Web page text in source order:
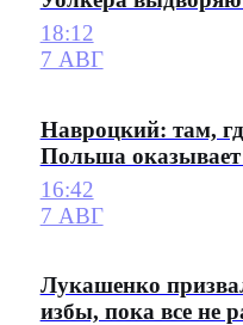
18:12
7 АВГ
Навроцкий: там,
Польша
16:42
7 АВГ
Лукашенко
избы, пока все не